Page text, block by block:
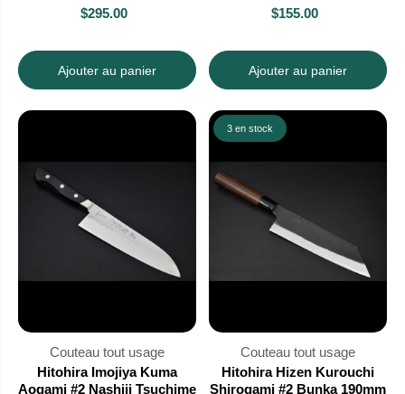
$295.00
Ajouter au panier
$155.00
Ajouter au panier
Couteau tout usage
Hitohira Imojiya Kuma
Aogami #2 Nashiji Tsuchime
3 en stock
Couteau tout usage
Hitohira Hizen Kurouchi
Shirogami #2 Bunka 190mm